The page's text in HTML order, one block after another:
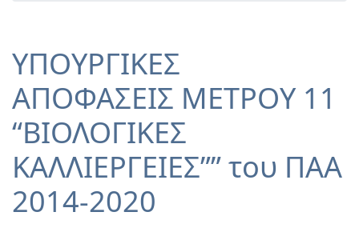
ΥΠΟΥΡΓΙΚΕΣ
ΑΠΟΦΑΣΕΙΣ ΜΕΤΡΟΥ 11
“ΒΙΟΛΟΓΙΚΕΣ
ΚΑΛΛΙΕΡΓΕΙΕΣ”” του ΠΑΑ
2014-2020